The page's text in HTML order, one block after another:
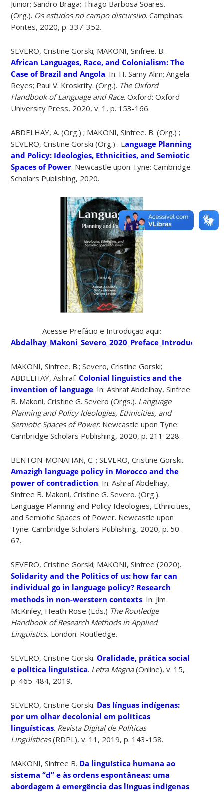
Junior; Sandro Braga; Thiago Barbosa Soares.
(Org.). Os estudos no campo discursivo. Campinas:
Pontes, 2020, p. 337-352.
SEVERO, Cristine Gorski; MAKONI, Sinfree. B.
African Languages, Race, and Colonialism: The
Case of Brazil and Angola. In: H. Samy Alim; Angela
Reyes; Paul V. Kroskrity. (Org.). The Oxford
Handbook of Language and Race. Oxford: Oxford
University Press, 2020, v. 1, p. 153-166.
ABDELHAY, A. (Org.) ; MAKONI, Sinfree. B. (Org.) ;
SEVERO, Cristine Gorski (Org.) . Language Planning
and Policy: Ideologies, Ethnicities, and Semiotic
Spaces of Power. Newcastle upon Tyne: Cambridge
Scholars Publishing, 2020.
Acesse Prefácio e Introdução aqui:
Abdalhay_Makoni_Severo_2020_Preface_Introduction
MAKONI, Sinfree. B.; Severo, Cristine Gorski;
ABDELHAY, Ashraf.Colonial linguistics and the
invention of language. In: Ashraf Abdelhay, Sinfree
B. Makoni, Cristine G. Severo (Orgs.). Language
Planning and Policy Ideologies, Ethnicities, and
Semiotic Spaces of Power. Newcastle upon Tyne:
Cambridge Scholars Publishing, 2020, p. 211-228.
BENTON-MONAHAN, C. ; SEVERO, Cristine Gorski.
Amazigh language policy in Morocco and the
power of contradiction. In: Ashraf Abdelhay,
Sinfree B. Makoni, Cristine G. Severo. (Org.).
Language Planning and Policy Ideologies, Ethnicities,
and Semiotic Spaces of Power. Newcastle upon
Tyne: Cambridge Scholars Publishing, 2020, p. 50-
67.
SEVERO, Cristine Gorski; MAKONI, Sinfree (2020).
Solidarity and the Politics of us: how far can
individual go in language policy? Research
methods in non-werstern contexts. In: Jim
McKinley; Heath Rose (Eds.) The Routledge
Handbook of Research Methods in Applied
Linguistics. London: Routledge.
SEVERO, Cristine Gorski.Oralidade, prática social
e política linguística. Letra Magna(Online), v. 15,
p. 465-484, 2019.
SEVERO, Cristine Gorski. Das línguas indígenas:
por um olhar decolonial em políticas
linguísticas. Revista Digital de Políticas
Lingüísticas(RDPL), v. 11, 2019, p. 143-158.
MAKONI, Sinfree B. Da linguística humana ao
sistema “d” e às ordens espontâneas: uma
abordagem à emergência das línguas indígenas